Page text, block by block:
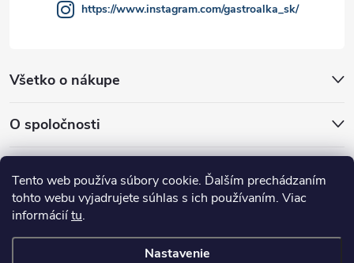
Tento web používa súbory cookie. Ďalším prechádzaním
tohto webu vyjadrujete súhlas s ich používaním. Viac
informáciítu.
Nastavenie
Všetko o nákupe
O spoločnosti
https://www.instagram.com/gastroalka_sk/